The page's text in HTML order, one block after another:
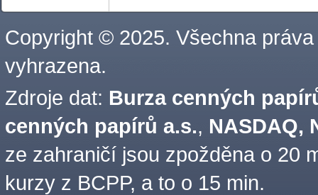
Copyright © 2025. Všechna práva
vyhrazena.
Zdroje dat: Burza cenných
cenných papírů a.s., NASDAQ,
ze zahraničí jsou zpožděna o 20
kurzy z BCPP, a to o 15 min.